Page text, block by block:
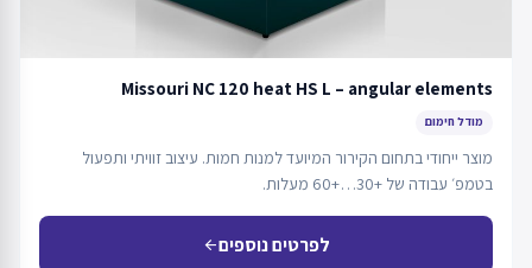
Missouri NC 120 heat HS L – angular elements
מודל חימום
מוצר ייחודי בתחום הקירור המיועד למנות חמות. עיצוב זוויתי ותפעול
בטמפ׳ עבודה של +30…+60 מעלות.
לפרטים נוספיםarrow_back